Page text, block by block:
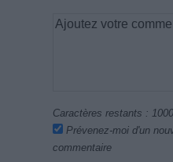
Caractères restants : 1000
Prévenez-moi d'un
commentaire